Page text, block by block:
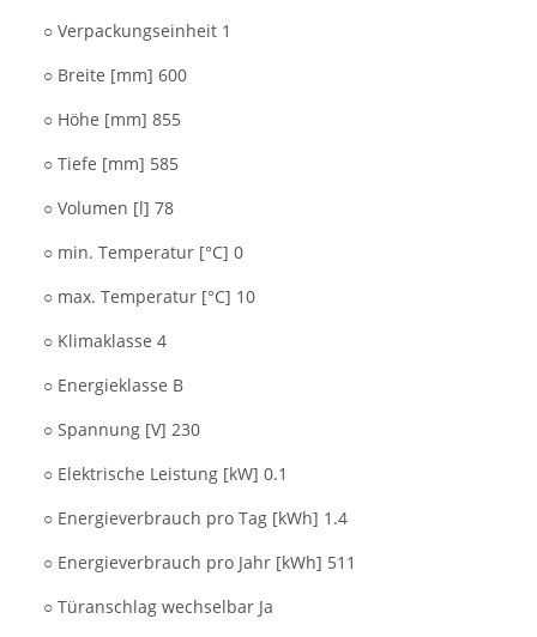
○ Verpackungseinheit 1
○ Breite [mm] 600
○ Höhe [mm] 855
○ Tiefe [mm] 585
○ Volumen [l] 78
○ min. Temperatur [°C] 0
○ max. Temperatur [°C] 10
○ Klimaklasse 4
○ Energieklasse B
○ Spannung [V] 230
○ Elektrische Leistung [kW] 0.1
○ Energieverbrauch pro Tag [kWh] 1.4
○ Energieverbrauch pro Jahr [kWh] 511
○ Türanschlag wechselbar Ja